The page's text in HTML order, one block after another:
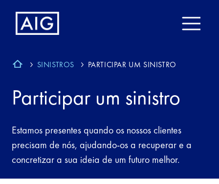
SINISTROS PARTICIPAR UM SINISTRO
Participar um sinistro
Estamos presentes quando os nossos clientes
precisam de nós, ajudando-os a recuperar e a
concretizar a sua ideia de um futuro melhor.